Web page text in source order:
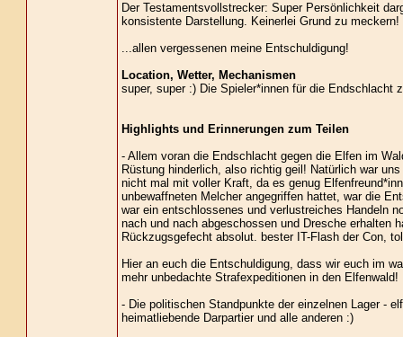
Der Testamentsvollstrecker: Super Persönlichkeit
konsistente Darstellung. Keinerlei Grund zu meckern!
...allen vergessenen meine Entschuldigung!
Location, Wetter, Mechanismen
super, super :) Die Spieler*innen für die Endschlacht
Highlights und Erinnerungen zum Teilen
- Allem voran die Endschlacht gegen die Elfen im
Rüstung hinderlich, also richtig geil! Natürlich war
nicht mal mit voller Kraft, da es genug
unbewaffneten Melcher angegriffen hattet, war die
war ein entschlossenes und verlustreiches Handeln
nach und nach abgeschossen und Dresche erhalten
Rückzugsgefecht absolut. bester IT-Flash der Con,
Hier an euch die Entschuldigung, dass wir euch im
mehr unbedachte Strafexpeditionen in den Elfenwald!
- Die politischen Standpunkte der einzelnen Lager -
heimatliebende Darpartier und alle anderen :)